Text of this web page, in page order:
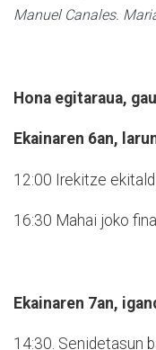
Manuel Canales.
Hona egitaraua,
Ekainaren 6an,
12:00 Irekitze
16:30 Mahai joko
Ekainaren 7an,
14:30. Senidetasun